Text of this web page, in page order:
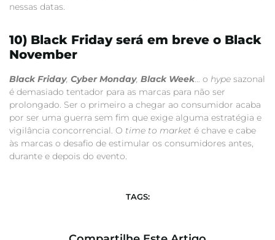
nessas datas.
10) Black Friday será em breve o Black
November
Black Friday, Cyber Monday, Black Week… o hype sazonal
é demasiado tentador para as marcas para não ser
prolongado. Ser o primeiro a chegar ao consumidor acaba
por ser uma guerra sem fim que exige alguma estratégia e
vigilância concorrencial. O time to market é chave e cabe
às marcas o desafio de estimular os consumidores antes,
durante e depois do evento.
TAGS: